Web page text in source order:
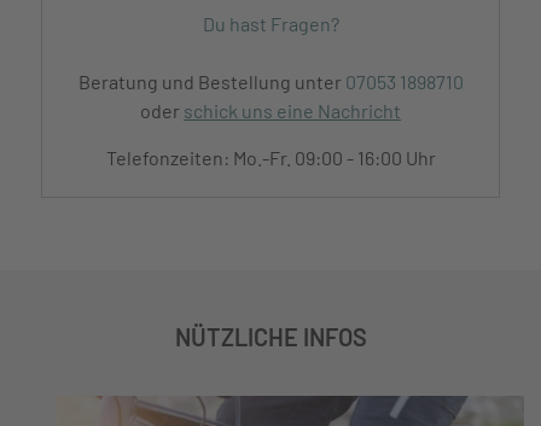
Du hast Fragen?
Beratung und Bestellung unter 07053 1898710
oder schick uns eine Nachricht
Telefonzeiten: Mo.-Fr. 09:00 - 16:00 Uhr
NÜTZLICHE INFOS